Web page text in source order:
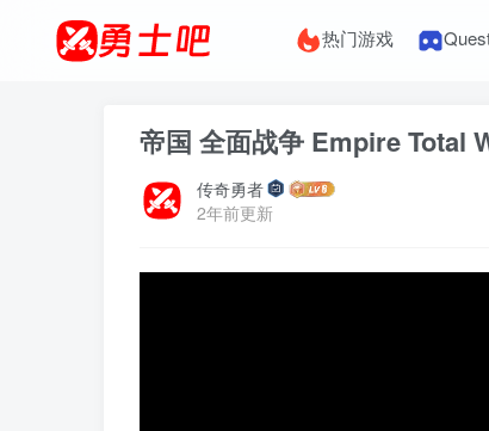
热门游戏
帝国 全面战争 Empire Total
传奇勇者
2年前更新